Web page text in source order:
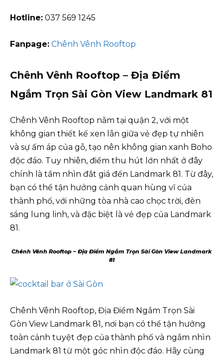
Hotline: 037 569 1245
Fanpage: Chênh Vênh Rooftop
Chênh Vênh Rooftop – Địa Điểm
Ngắm Trọn Sài Gòn View Landmark 81
Chênh Vênh Rooftop nằm tại quận 2, với một
không gian thiết kế xen lẫn giữa vẻ đẹp tự nhiên
và sự ấm áp của gỗ, tạo nên không gian xanh Boho
độc đáo. Tuy nhiên, điểm thu hút lớn nhất ở đây
chính là tầm nhìn đắt giá đến Landmark 81. Từ đây,
bạn có thể tận hưởng cảnh quan hùng vĩ của
thành phố, với những tòa nhà cao chọc trời, đèn
sáng lung linh, và đặc biệt là vẻ đẹp của Landmark
81.
Chênh Vênh Rooftop – Địa Điểm Ngắm Trọn Sài Gòn View Landmark
81
Chênh Vênh Rooftop, Địa Điểm Ngắm Trọn Sài
Gòn View Landmark 81, nơi bạn có thể tận hưởng
toàn cảnh tuyệt đẹp của thành phố và ngắm nhìn
Landmark 81 từ một góc nhìn độc đáo. Hãy cùng